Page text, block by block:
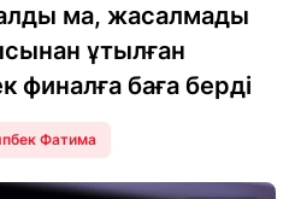
ма, жасалмады
ұтылған
финалға баға берді
Фатима